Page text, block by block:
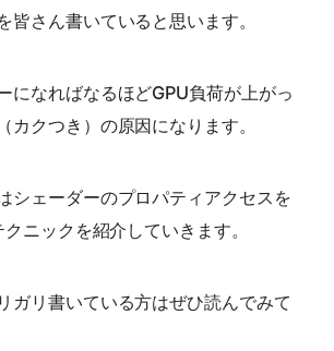
皆さん書いていると思います。
になればなるほどGPU負荷が上がっ
カクつき）の原因になります。
シェーダーのプロパティアクセスを
ニックを紹介していきます。
ガリ書いている方はぜひ読んでみて